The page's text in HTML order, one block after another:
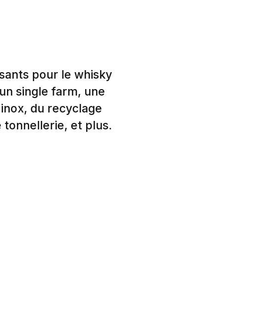
pour le whisky
single farm, une
du recyclage
tonnellerie, et plus.